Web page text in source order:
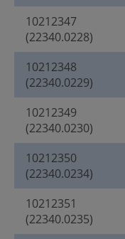
10212347
(22340.0228)
10212348
(22340.0229)
10212349
(22340.0230)
10212350
(22340.0234)
10212351
(22340.0235)